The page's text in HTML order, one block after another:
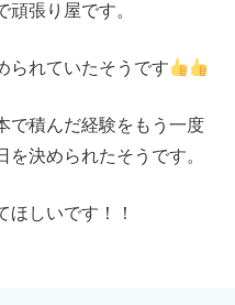
張り屋です。
られていたそうです
で積んだ経験をもう一度
決められたそうです。
ほしいです！！